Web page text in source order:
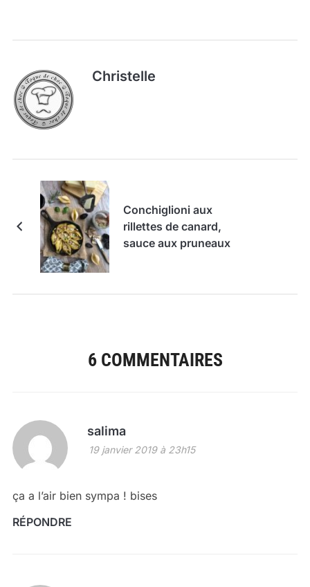
Christelle
Conchiglioni aux
rillettes de canard,
sauce aux pruneaux
6 COMMENTAIRES
salima
19 janvier 2019 à 23h15
ça a l’air bien sympa ! bises
RÉPONDRE